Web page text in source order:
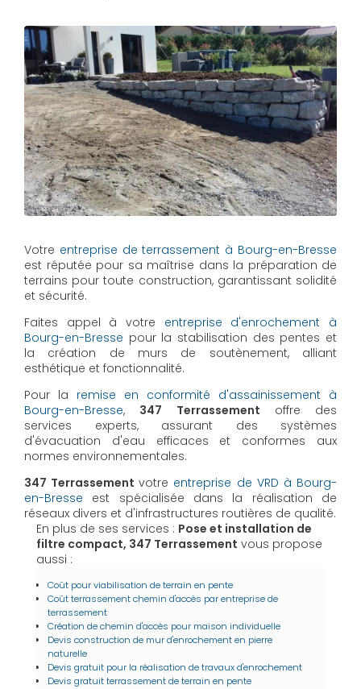
Votre entreprise de terrassement à Bourg-en-Bresse
est réputée pour sa maîtrise dans la préparation de
terrains pour toute construction, garantissant solidité
et sécurité.
Faites appel à votre entreprise d'enrochement à
Bourg-en-Bresse pour la stabilisation des pentes et
la création de murs de soutènement, alliant
esthétique et fonctionnalité.
Pour la remise en conformité d'assainissement à
Bourg-en-Bresse, 347 Terrassement offre des
services experts, assurant des systèmes
d'évacuation d'eau efficaces et conformes aux
normes environnementales.
347 Terrassementvotre entreprise de VRD à Bourg-
en-Bresse est spécialisée dans la réalisation de
réseaux divers et d'infrastructures routières de qualité.
En plus de ses services : Pose et installation de
filtre compact, 347 Terrassement vous propose
aussi :
Coût pour viabilisation de terrain en pente
Coût terrassement chemin d'accès par entreprise de
terrassement
Création de chemin d'accès pour maison individuelle
Devis construction de mur d'enrochement en pierre
naturelle
Devis gratuit pour la réalisation de travaux d'enrochement
Devis gratuit terrassement de terrain en pente